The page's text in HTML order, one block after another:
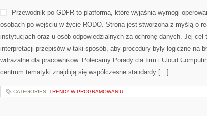
Przewodnik po GDPR to platforma, które wyjaśnia wymogi
osobach po wejściu w życie RODO. Strona jest stworzona z myślą o
instytucjach oraz u osób odpowiedzialnych za ochronę danych. Jej cel
interpretacji przepisów w taki sposób, aby procedury były logiczne na
wdrażalne dla pracowników. Polecamy Porady dla firm i Cloud
centrum tematyki znajdują się współczesne standardy […]
CATEGORIES: TRENDY W PROGRAMOWANIU